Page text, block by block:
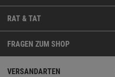
RAT & TAT
FRAGEN ZUM SHOP
VERSANDARTEN